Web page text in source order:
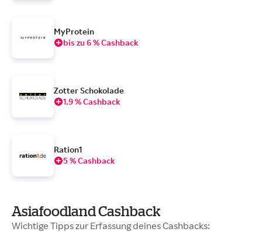
MyProtein
bis zu 6 % Cashback
Zotter Schokolade
1.9 % Cashback
Ration1
5 % Cashback
Asiafoodland Cashback
Wichtige Tipps zur Erfassung deines Cashbacks: